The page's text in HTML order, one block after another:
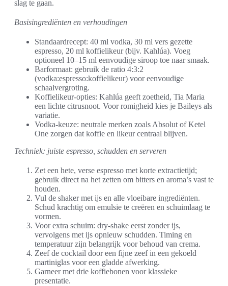
slag te gaan.
Basisingrediënten en verhoudingen
Standaardrecept: 40 ml vodka, 30 ml vers gezette
espresso, 20 ml koffielikeur (bijv. Kahlúa). Voeg
optioneel 10–15 ml eenvoudige siroop toe naar smaak.
Barformaat: gebruik de ratio 4:3:2
(vodka:espresso:koffielikeur) voor eenvoudige
schaalvergroting.
Koffielikeur-opties: Kahlúa geeft zoetheid, Tia Maria
een lichte citrusnoot. Voor romigheid kies je Baileys als
variatie.
Vodka-keuze: neutrale merken zoals Absolut of Ketel
One zorgen dat koffie en likeur centraal blijven.
Techniek: juiste espresso, schudden en serveren
Zet een hete, verse espresso met korte extractietijd;
gebruik direct na het zetten om bitters en aroma’s vast te
houden.
Vul de shaker met ijs en alle vloeibare ingrediënten.
Schud krachtig om emulsie te creëren en schuimlaag te
vormen.
Voor extra schuim: dry-shake eerst zonder ijs,
vervolgens met ijs opnieuw schudden. Timing en
temperatuur zijn belangrijk voor behoud van crema.
Zeef de cocktail door een fijne zeef in een gekoeld
martiniglas voor een gladde afwerking.
Garneer met drie koffiebonen voor klassieke
presentatie.